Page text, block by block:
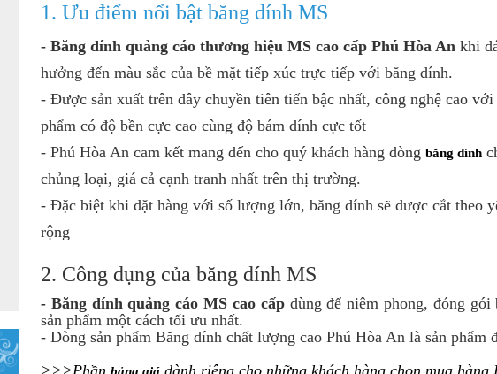
1. Ưu điểm nổi bật băng dính MS
- Băng dính quảng cáo thương hiệu MS cao cấp Phú Hòa An khi
hưởng đến màu sắc của bề mặt tiếp xúc trực tiếp với băng dính.
- Được sản xuất trên dây chuyền tiên tiến bậc nhất, công nghệ cao
phẩm có độ bền cực cao cùng độ bám dính cực tốt
- Phú Hòa An cam kết mang đến cho quý khách hàng dòng băng dính
chủng loại, giá cả cạnh tranh nhất trên thị trường.
- Đặc biệt khi đặt hàng với số lượng lớn, băng dính sẽ được cắt theo
rộng
2. Công dụng của băng dính MS
- Băng dính quảng cáo MS cao cấpdùng để niêm phong, đóng gói
sản phẩm một cách tối ưu nhất.
- Dòng sản phẩm Băng dính chất lượng cao Phú Hòa An là sản phẩm
>>>Phần
dành riêng cho những khách hàng chọn mua hàng